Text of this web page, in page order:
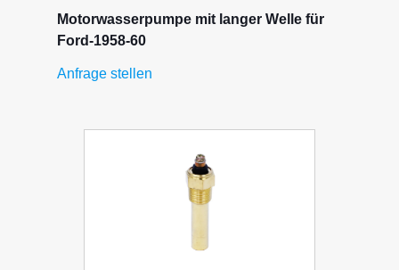
Motorwasserpumpe mit langer Welle für
Ford-1958-60
Anfrage stellen